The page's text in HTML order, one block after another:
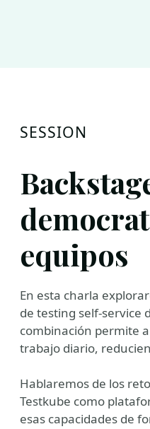
SESSION
equipos
En esta charla
de testing self-service
combinación permite
trabajo diario,
Hablaremos de los
Testkube como
esas capacidades de